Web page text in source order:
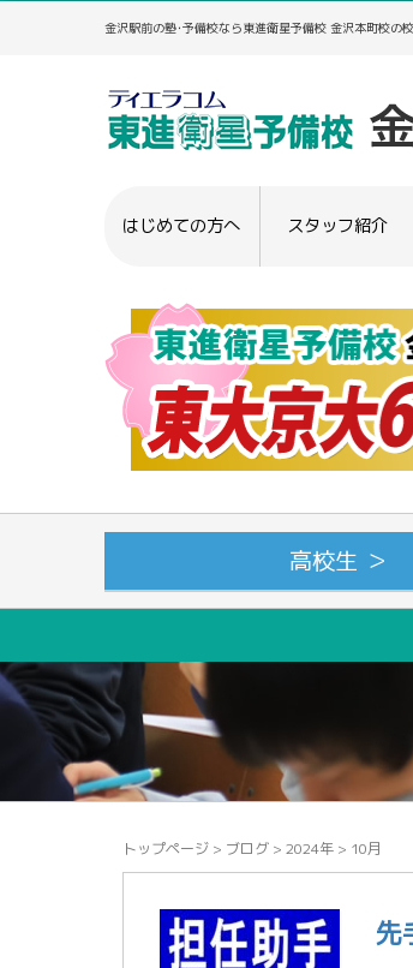
金沢駅前の塾･予備校なら東進衛星予備校 金沢本町校の
はじめての方へ スタッフ紹介
高校生 ＞
トップページ > ブログ > 2024年 > 10月
先